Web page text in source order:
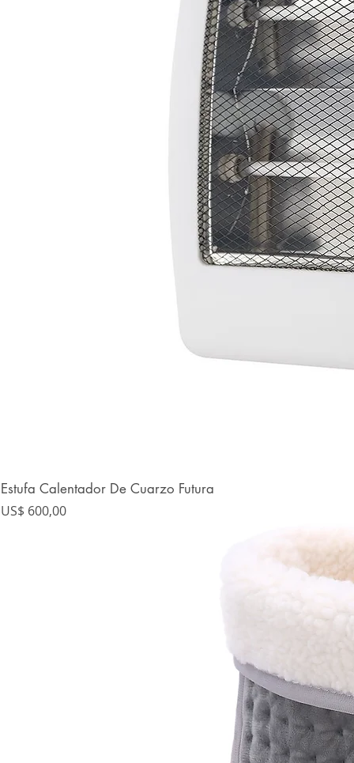
Estufa Calentador De Cuarzo Futura
Precio
US$ 600,00